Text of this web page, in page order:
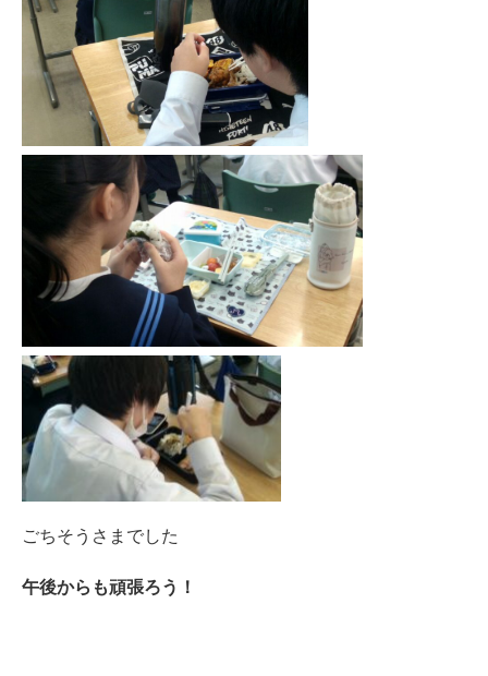
ごちそうさまでした
午後からも頑張ろう！